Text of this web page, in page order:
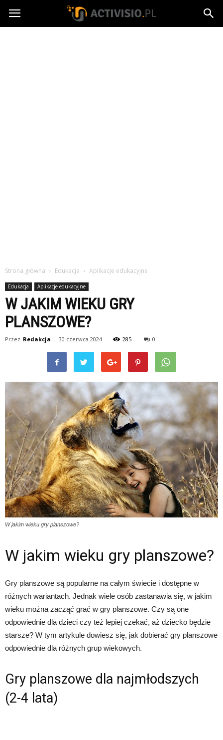
Activisio.pl
Strona główna Edukacja Aplikacje edukacyjne
Edukacja Aplikacje edukacyjne
W JAKIM WIEKU GRY
PLANSZOWE?
Przez Redakcja - 30 czerwca 2024 285 0
W jakim wieku gry planszowe?
W jakim wieku gry planszowe?
Gry planszowe są popularne na całym świecie i dostępne w
różnych wariantach. Jednak wiele osób zastanawia się, w jakim
wieku można zacząć grać w gry planszowe. Czy są one
odpowiednie dla dzieci czy też lepiej czekać, aż dziecko będzie
starsze? W tym artykule dowiesz się, jak dobierać gry planszowe
odpowiednie dla różnych grup wiekowych.
Gry planszowe dla najmłodszych
(2-4 lata)